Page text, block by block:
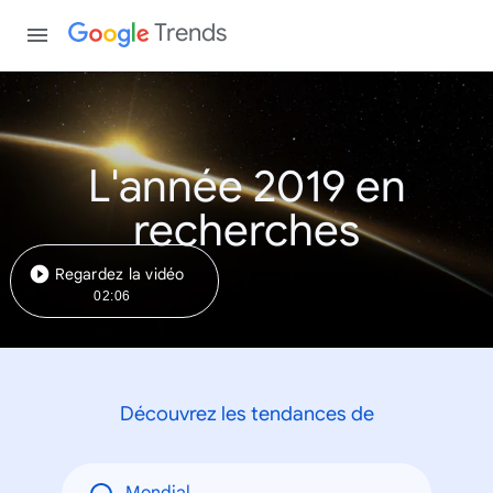
Trends
L'année 2019 en
recherches
Regardez la vidéo
02:06
Découvrez les tendances de